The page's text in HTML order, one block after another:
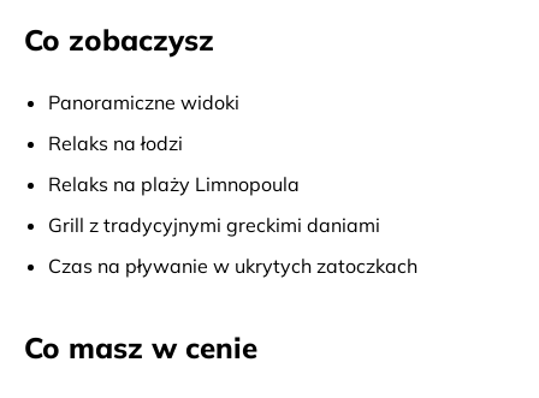
Co zobaczysz
Panoramiczne widoki
Relaks na łodzi
Relaks na plaży Limnopoula
Grill z tradycyjnymi greckimi daniami
Czas na pływanie w ukrytych zatoczkach
Co masz w cenie